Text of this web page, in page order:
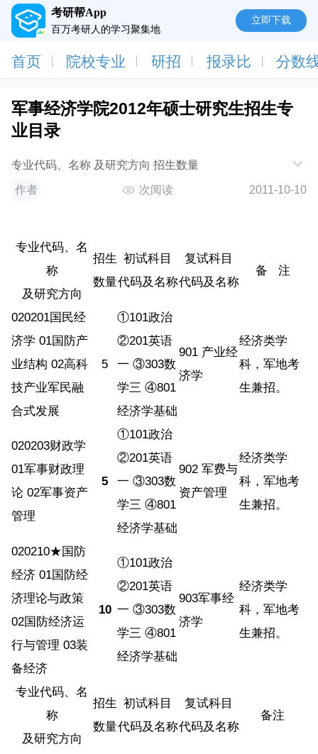
考研帮App
百万考研人的学习聚集地
立即下载
首页 院校专业 研招 报录比 分数
军事经济学院2012年硕士研究生招生专
业目录
专业代码、名称 及研究方向 招生数量
作者 次阅读 2011-10-10
专业代码、名
称
及研究方向
招生
数量
初试科目
代码及名称
复试科目
代码及名称
备 注
020201国民经
济学 01国防产
业结构 02高科
技产业军民融
合式发展
5
①101政治
②201英语
一 ③303数
学三 ④801
经济学基础
901 产业经
济学
经济类学
科，军地考
生兼招。
020203财政学
01军事财政理
论 02军事资产
管理
5
①101政治
②201英语
一 ③303数
学三 ④801
经济学基础
902 军费与
资产管理
经济类学
科，军地考
生兼招。
020210★国防
经济 01国防经
济理论与政策
02国防经济运
行与管理 03装
备经济
10
①101政治
②201英语
一 ③303数
学三 ④801
经济学基础
903军事经
济学
经济类学
科，军地考
生兼招。
专业代码、名
称
及研究方向
招生
数量
初试科目
代码及名称
复试科目
代码及名称
备注